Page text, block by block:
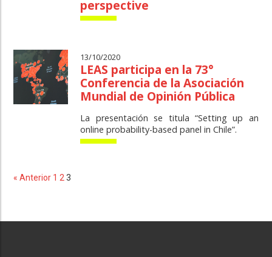
perspective
13/10/2020
LEAS participa en la 73°
Conferencia de la Asociación
Mundial de Opinión Pública
La presentación se titula “Setting up an
online probability-based panel in Chile”.
« Anterior 1 2 3